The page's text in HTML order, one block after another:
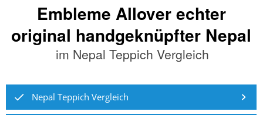
Embleme Allover echter
original handgeknüpfter Nepal
im Nepal Teppich Vergleich
Nepal Teppich Vergleich